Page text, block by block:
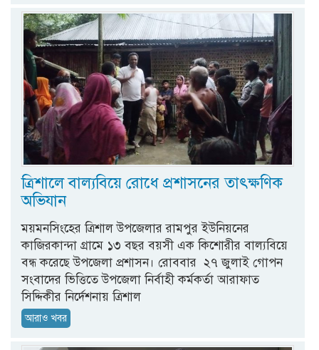
ত্রিশালে বাল্যবিয়ে রোধে প্রশাসনের তাৎক্ষণিক
অভিযান
ময়মনসিংহের ত্রিশাল উপজেলার রামপুর ইউনিয়নের
কাজিরকান্দা গ্রামে ১৩ বছর বয়সী এক কিশোরীর বাল্যবিয়ে
বন্ধ করেছে উপজেলা প্রশাসন। রোববার ২৭ জুলাই গোপন
সংবাদের ভিত্তিতে উপজেলা নির্বাহী কর্মকর্তা আরাফাত
সিদ্দিকীর নির্দেশনায় ত্রিশাল
আরাও খবর